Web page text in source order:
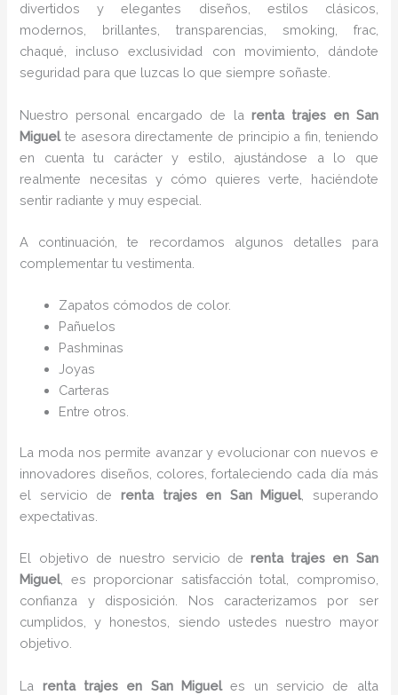
divertidos y elegantes diseños, estilos clásicos,
modernos, brillantes, transparencias, smoking, frac,
chaqué, incluso exclusividad con movimiento, dándote
seguridad para que luzcas lo que siempre soñaste.
Nuestro personal encargado de la renta trajes en San
Miguelte asesora directamente de principio a fin, teniendo
en cuenta tu carácter y estilo, ajustándose a lo que
realmente necesitas y cómo quieres verte, haciéndote
sentir radiante y muy especial.
A continuación, te recordamos algunos detalles para
complementar tu vestimenta.
Zapatos cómodos de color.
Pañuelos
Pashminas
Joyas
Carteras
Entre otros.
La moda nos permite avanzar y evolucionar con nuevos e
innovadores diseños, colores, fortaleciendo cada día más
el servicio de renta trajes en San Miguel, superando
expectativas.
El objetivo de nuestro servicio derenta trajes en San
Miguel, es proporcionar satisfacción total, compromiso,
confianza y disposición. Nos caracterizamos por ser
cumplidos, y honestos, siendo ustedes nuestro mayor
objetivo.
La renta trajes en San Migueles un servicio de alta